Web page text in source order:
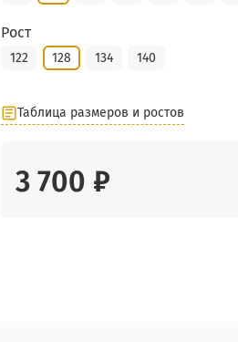
Рост
122 128 134 140
Таблица размеров и ростов
3 700 ₽